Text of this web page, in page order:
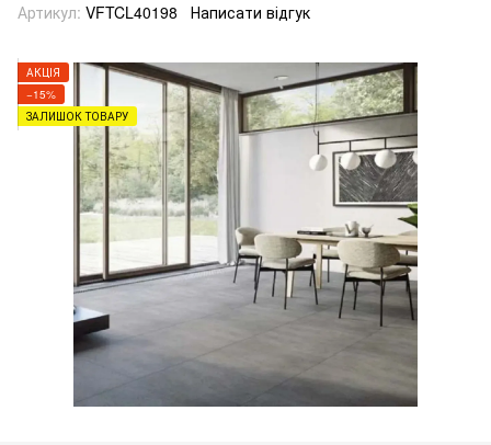
Артикул: VFTCL40198 Написати відгук
АКЦІЯ
−15%
ЗАЛИШОК ТОВАРУ